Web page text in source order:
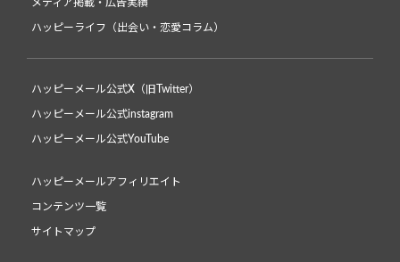
メディア掲載・広告実績
ハッピーライフ（出会い・恋愛コラム）
ハッピーメール公式X（旧Twitter）
ハッピーメール公式instagram
ハッピーメール公式YouTube
ハッピーメールアフィリエイト
コンテンツ一覧
サイトマップ